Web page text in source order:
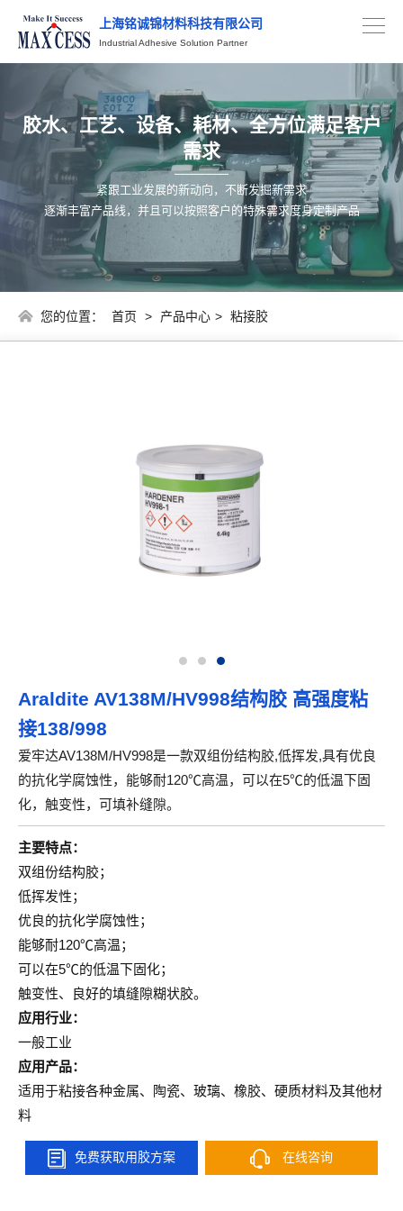
上海铭诚锦材料科技有限公司
Industrial Adhesive Solution Partner
胶水、工艺、设备、耗材、全方位满足客户
需求
紧跟工业发展的新动向，不断发掘新需求
逐渐丰富产品线，并且可以按照客户的特殊需求度身定制产品
您的位置： 首页 > 产品中心 > 粘接胶
Araldite AV138M/HV998结构胶 高强度粘
接138/998
爱牢达AV138M/HV998是一款双组份结构胶,低挥发,具有优良
的抗化学腐蚀性，能够耐120℃高温，可以在5℃的低温下固
化，触变性，可填补缝隙。
主要特点：
双组份结构胶；
低挥发性；
优良的抗化学腐蚀性；
能够耐120℃高温；
可以在5℃的低温下固化；
触变性、良好的填缝隙糊状胶。
应用行业：
一般工业
应用产品：
适用于粘接各种金属、陶瓷、玻璃、橡胶、硬质材料及其他材
料
免费获取用胶方案 在线咨询